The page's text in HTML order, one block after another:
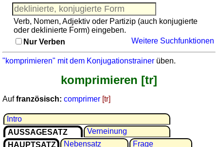
Französisch
Italienisch
Lateinisch
Niederländisch
Portugiesisch
Rumänisch
Umrechner
Autokennzeichen
Sonnenstand
Verb, Nomen, Adjektiv oder Partizip (auch konjugierte
oder deklinierte Form) eingeben.
Nur Verben
Weitere Suchfunktionen
"komprimieren" mit dem Konjugationstrainer üben.
komprimieren [tr]
Auffranzösisch: comprimer [tr]
Intro
AUSSAGESATZ
Verneinung
HAUPTSATZ
Nebensatz
Frage